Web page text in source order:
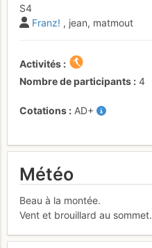
S4
Franz! , jean, matmout
Activités
Nombre de participants
4
Cotations AD+
Météo
Beau à la montée.
Vent et brouillard au sommet.